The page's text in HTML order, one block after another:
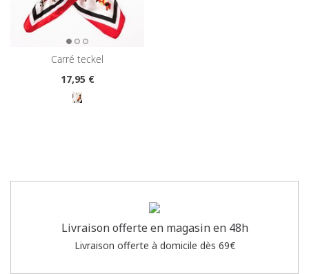
carré teckel
17,95 €
Livraison offerte en magasin en 48h
Livraison offerte à domicile dès 69€